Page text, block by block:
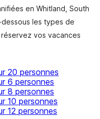
en Whitland, South
les types de
vos vacances
20 personnes
6 personnes
8 personnes
10 personnes
12 personnes